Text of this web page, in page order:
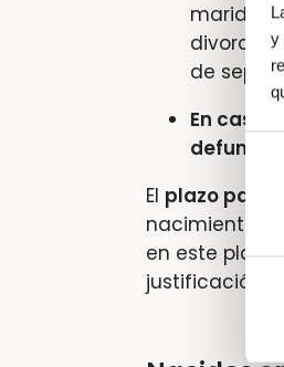
y
marido
divorcio,
de
En caso
El plazo para
nacimiento y
en este
justificación